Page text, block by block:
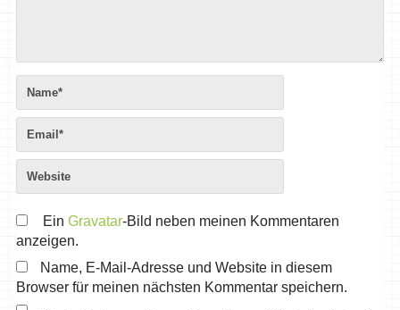
Ein Gravatar-Bild neben meinen Kommentaren
anzeigen.
Name, E-Mail-Adresse und Website in diesem
Browser für meinen nächsten Kommentar speichern.